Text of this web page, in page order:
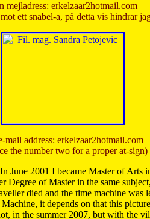
mejladress: erkelzaar2hotmail.com
ett snabel-a, på detta vis hindrar
mail address: erkelzaar2hotmail.com
the number two for a proper at-sign)
June 2001 I became Master of
Degree of Master in the same
died and the time machine
it depends on that this
in the summer 2007, but with the